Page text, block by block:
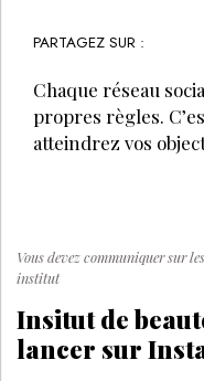
PARTAGEZ SUR :
Chaque réseau
propres règles.
atteindrez vos
Vous devez communiquer sur
institut
Insitut de
lancer sur